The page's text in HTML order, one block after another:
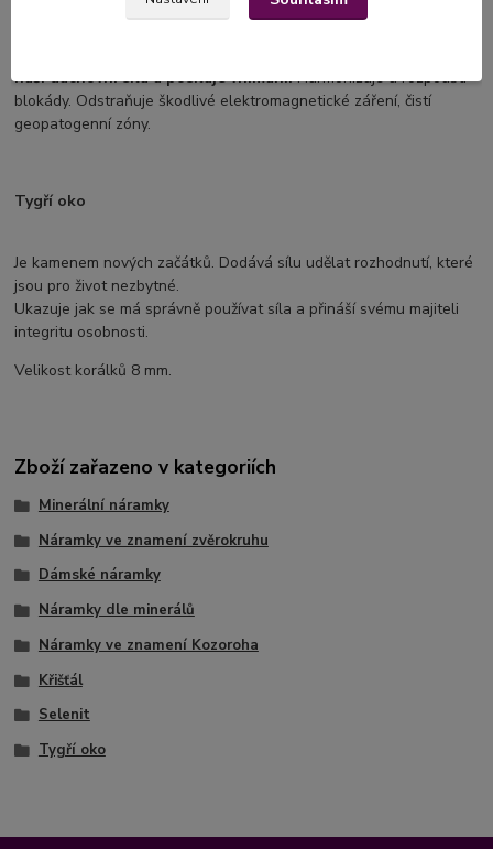
energii pohlcuje, uvolňuje a reguluje a uvádí ji do naprosté
naši duchovní sílu a posiluje vnímání.Harmonizuje a rozpouští
blokády. Odstraňuje škodlivé elektromagnetické záření, čistí
geopatogenní zóny.
Tygří oko
Je kamenem nových začátků. Dodává sílu udělat rozhodnutí, které
jsou pro život nezbytné.
Ukazuje jak se má správně používat síla a přináší svému majiteli
integritu osobnosti.
Velikost korálků 8 mm.
Zboží zařazeno v kategoriích
Minerální náramky
Náramky ve znamení zvěrokruhu
Dámské náramky
Náramky dle minerálů
Náramky ve znamení Kozoroha
Křišťál
Selenit
Tygří oko